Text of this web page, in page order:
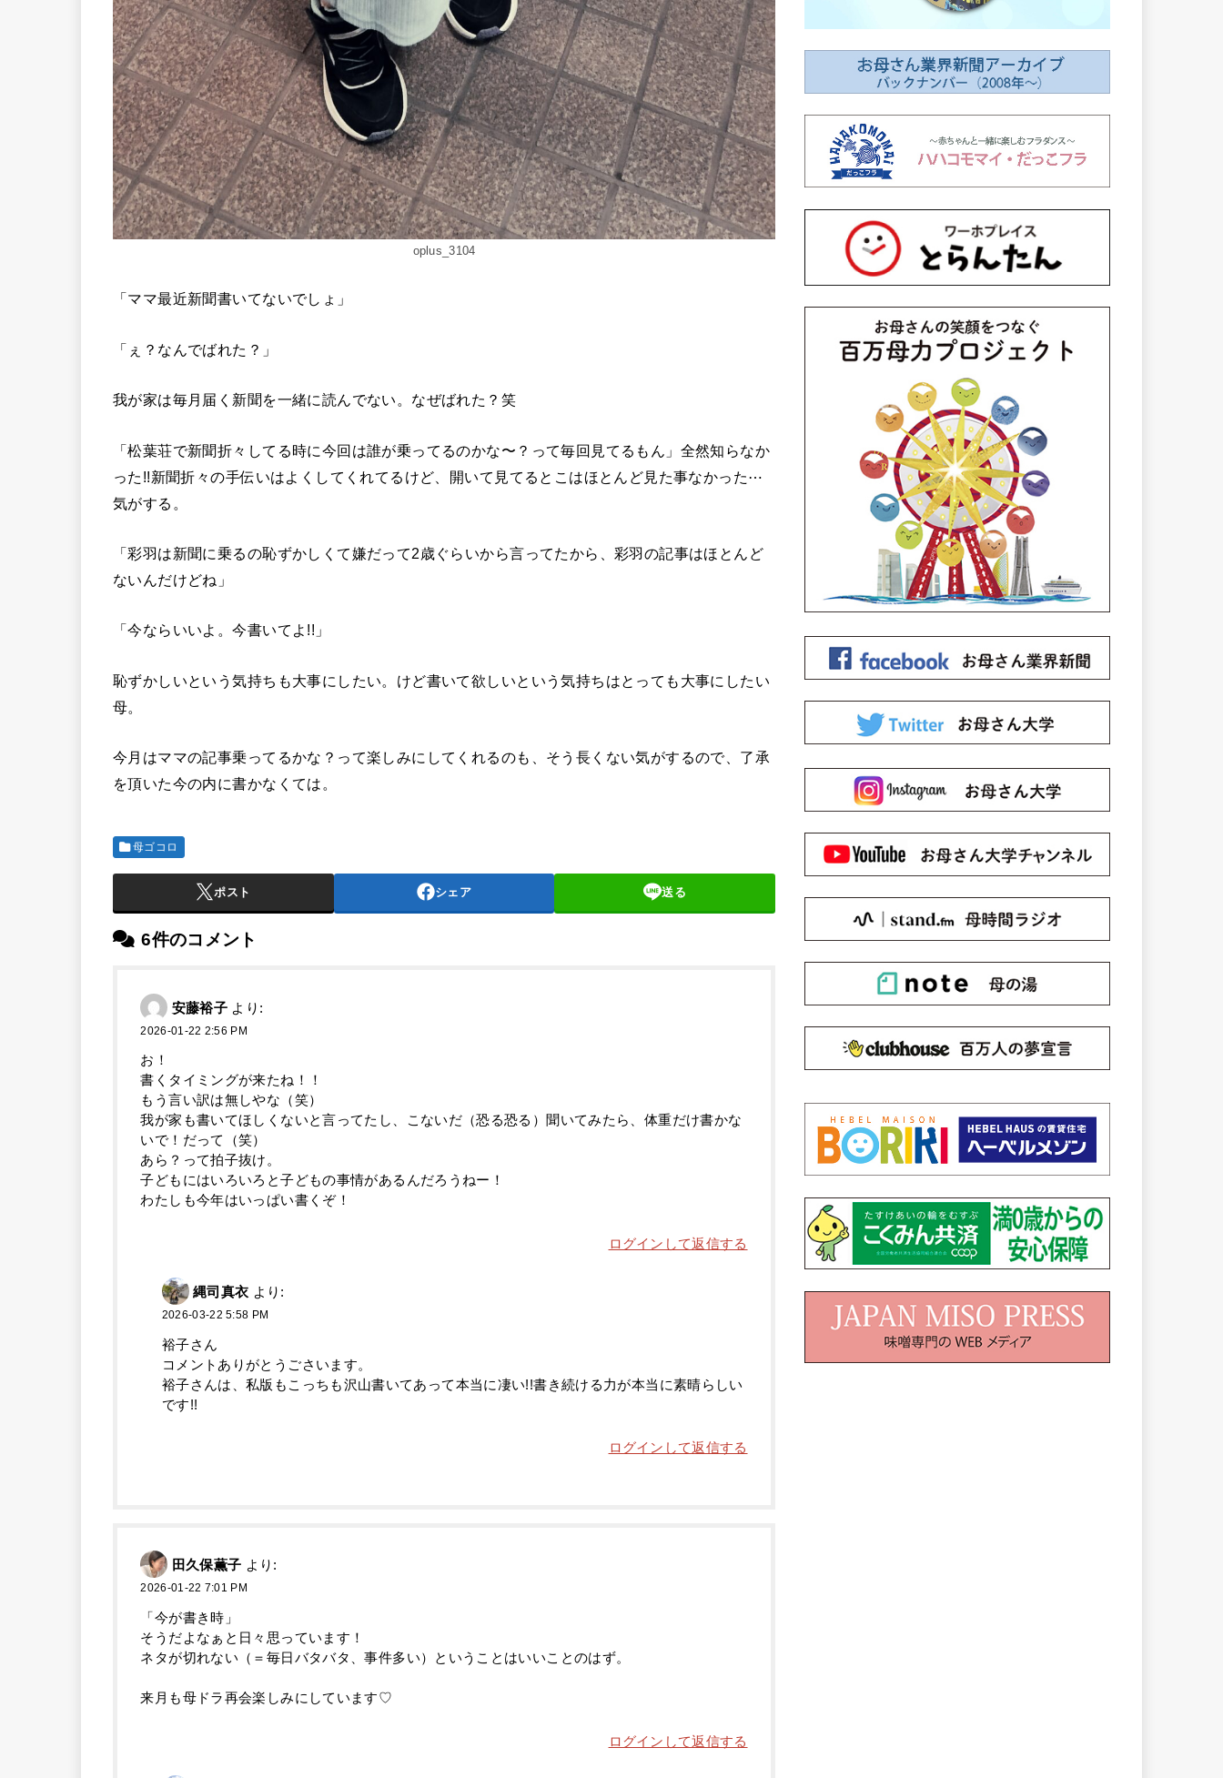
oplus_3104
「ママ最近新聞書いてないでしょ」
「ぇ？なんでばれた？」
我が家は毎月届く新聞を一緒に読んでない。なぜばれた？笑
「松葉荘で新聞折々してる時に今回は誰が乗ってるのかな〜？って毎回見てるもん」全然知らなか
った!!新聞折々の手伝いはよくしてくれてるけど、開いて見てるとこはほとんど見た事なかった⋯
気がする。
「彩羽は新聞に乗るの恥ずかしくて嫌だって2歳ぐらいから言ってたから、彩羽の記事はほとんど
ないんだけどね」
「今ならいいよ。今書いてよ!!」
恥ずかしいという気持ちも大事にしたい。けど書いて欲しいという気持ちはとっても大事にしたい
母。
今月はママの記事乗ってるかな？って楽しみにしてくれるのも、そう長くない気がするので、了承
を頂いた今の内に書かなくては。
母ゴコロ
ポスト シェア 送る
6件のコメント
安藤裕子 より:
2026-01-22 2:56 PM
お！
書くタイミングが来たね！！
もう言い訳は無しやな（笑）
我が家も書いてほしくないと言ってたし、こないだ（恐る恐る）聞いてみたら、体重だけ書かな
いで！だって（笑）
あら？って拍子抜け。
子どもにはいろいろと子どもの事情があるんだろうねー！
わたしも今年はいっぱい書くぞ！
ログインして返信する
縄司真衣 より:
2026-03-22 5:58 PM
裕子さん
コメントありがとうごさいます。
裕子さんは、私版もこっちも沢山書いてあって本当に凄い!!書き続ける力が本当に素晴らしい
です!!
ログインして返信する
田久保薫子 より:
2026-01-22 7:01 PM
「今が書き時」
そうだよなぁと日々思っています！
ネタが切れない（＝毎日バタバタ、事件多い）ということはいいことのはず。
来月も母ドラ再会楽しみにしています♡
ログインして返信する